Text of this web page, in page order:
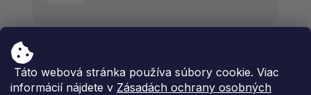
Táto webová stránka používa súbory cookie. Viac
informácií nájdete v Zásadách ochrany osobných